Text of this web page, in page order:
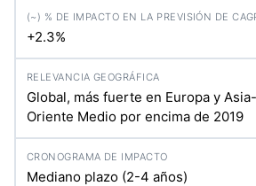
+2.3%
Global, más fuerte en Europa y
Oriente Medio por encima de 2019
Mediano plazo (2-4 años)